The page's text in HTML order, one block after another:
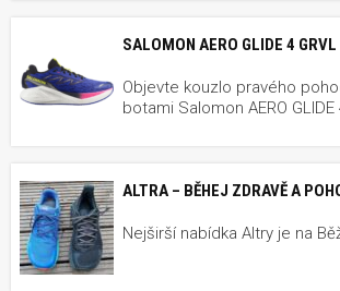
SALOMON AERO GLIDE 4 GRVL
Objevte kouzlo pravého
botami Salomon AERO GLIDE
ALTRA – BĚHEJ ZDRAVĚ A
Nejširší nabídka Altry je na